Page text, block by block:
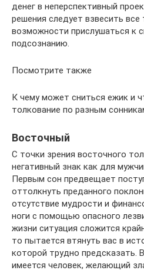
денег в неперспективный
решения следует взвесить
возможности прислушаться к
подсознанию.
Посмотрите также
К чему может сниться ежик и
толкование по разным
Восточный
С точки зрения восточного
негативный знак как для
Первым сон предвещает
оттолкнуть преданного
отсутствие мудрости и
ноги с помощью опасного
жизни ситуация сложится
то пытается втянуть вас в
которой трудно предсказать.
имеется человек, желающий